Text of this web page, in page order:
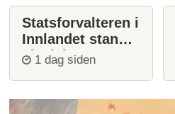
Statsforvalteren i
Innlandet stanser
ulvejakt
1 dag siden